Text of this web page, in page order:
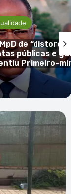
CPI à
e audição de
Nilton Moniz